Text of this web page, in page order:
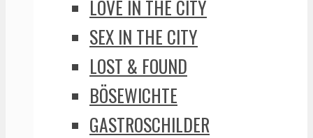
LOVE IN THE CITY
SEX IN THE CITY
LOST & FOUND
BÖSEWICHTE
GASTROSCHILDER